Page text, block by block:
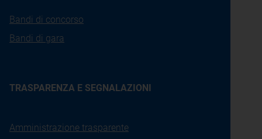
Bandi di concorso
Bandi di gara
TRASPARENZA E SEGNALAZIONI
Amministrazione trasparente